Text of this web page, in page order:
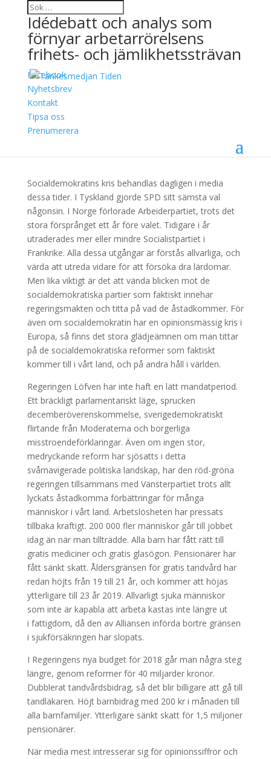
Idédebatt och analys som
förnyar arbetarrörelsens
frihets- och jämlikhetssträvan
Facebook
Nyhetsbrev
Kontakt
Tipsa oss
Prenumerera
Reformer förbättrar
människors liv – inte
opinionssiffror
Socialdemokratins kris behandlas dagligen i media
dessa tider. I Tyskland gjorde SPD sitt sämsta val
någonsin. I Norge förlorade Arbeiderpartiet, trots det
stora försprånget ett år före valet. Tidigare i år
utraderades mer eller mindre Socialistpartiet i
Frankrike. Alla dessa utgångar är förstås allvarliga, och
värda att utreda vidare för att försöka dra lärdomar.
Men lika viktigt är det att vända blicken mot de
socialdemokratiska partier som faktiskt innehar
regeringsmakten och titta på vad de åstadkommer. För
även om socialdemokratin har en opinionsmässig kris i
Europa, så finns det stora glädjeämnen om man tittar
på de socialdemokratiska reformer som faktiskt
kommer till i vårt land, och på andra håll i världen.
Regeringen Löfven har inte haft en lätt mandatperiod.
Ett bräckligt parlamentariskt läge, sprucken
decemberöverenskommelse, sverigedemokratiskt
flirtande från Moderaterna och borgerliga
misstroendeförklaringar. Även om ingen stor,
medryckande reform har sjösatts i detta
svårnavigerade politiska landskap, har den röd-gröna
regeringen tillsammans med Vänsterpartiet trots allt
lyckats åstadkomma förbättringar för många
människor i vårt land. Arbetslösheten har pressats
tillbaka kraftigt. 200 000 fler människor går till jobbet
idag än när man tillträdde. Alla barn har fått rätt till
gratis mediciner och gratis glasögon. Pensionärer har
fått sänkt skatt. Åldersgränsen för gratis tandvård har
redan höjts från 19 till 21 år, och kommer att höjas
ytterligare till 23 år 2019. Allvarligt sjuka människor
som inte är kapabla att arbeta kastas inte längre ut
i fattigdom, då den av Alliansen införda bortre gränsen
i sjukförsäkringen har slopats.
I Regeringens nya budget för 2018 går man några steg
längre, genom reformer för 40 miljarder kronor.
Dubblerat tandvårdsbidrag, så det blir billigare att gå till
tandläkaren. Höjt barnbidrag med 200 kr i månaden till
alla barnfamiljer. Ytterligare sänkt skatt för 1,5 miljoner
pensionärer.
När media mest intresserar sig för opinionssiffror och